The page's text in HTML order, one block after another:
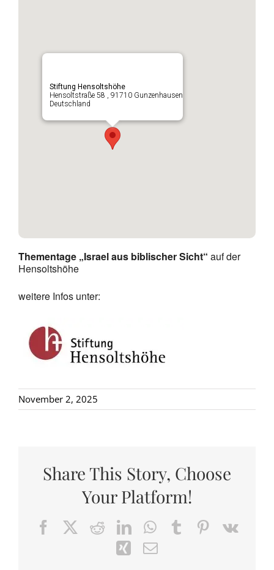
Stiftung Hensoltshöhe
Hensoltstraße 58 , 91710 Gunzenhausen
Deutschland
Thementage „Israel aus biblischer Sicht“ auf der
Hensoltshöhe
weitere Infos unter:
November 2, 2025
Share This Story, Choose
Your Platform!
FacebookRedditLinkedInWhatsApp
TumblrPinterest
Vk
XingEmail